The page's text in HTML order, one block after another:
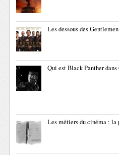
Les dessous des
Qui est Black Panther
Les métiers du cinéma : la